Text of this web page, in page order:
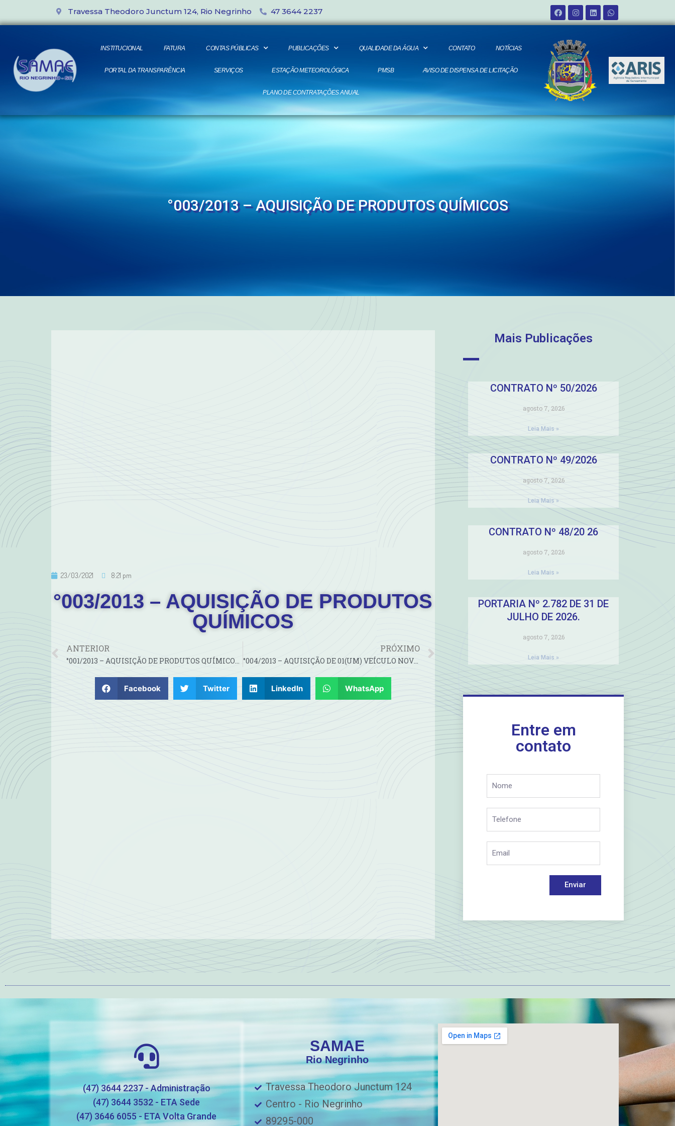
Travessa Theodoro Junctum 124, Rio Negrinho 47 3644 2237
INSTITUCIONAL FATURA CONTAS PÚBLICAS PUBLICAÇÕES QUALIDADE DA ÁGUA CONTATO NOTÍCIAS
PORTAL DA TRANSPARÊNCIA SERVIÇOS ESTAÇÃO METEOROLÓGICA PMSB AVISO DE DISPENSA DE LICITAÇÃO
PLANO DE CONTRATAÇÕES ANUAL
°003/2013 – AQUISIÇÃO DE PRODUTOS QUÍMICOS
23/03/2021 8:21 pm
°003/2013 – AQUISIÇÃO DE PRODUTOS
QUÍMICOS
ANTERIOR
°001/2013 – AQUISIÇÃO DE PRODUTOS QUÍMICOS PARA ESTAÇÃO DE…
PRÓXIMO
°004/2013 – AQUISIÇÃO DE 01(UM) VEÍCULO NOVO TIPO HATCH
Facebook Twitter LinkedIn WhatsApp
Mais Publicações
CONTRATO Nº 50/2026
agosto 7, 2026
Leia Mais »
CONTRATO Nº 49/2026
agosto 7, 2026
Leia Mais »
CONTRATO Nº 48/20 26
agosto 7, 2026
Leia Mais »
PORTARIA Nº 2.782 DE 31 DE
JULHO DE 2026.
agosto 7, 2026
Leia Mais »
Entre em
contato
Enviar
(47) 3644 2237 - Administração
(47) 3644 3532 - ETA Sede
(47) 3646 6055 - ETA Volta Grande
SAMAE
Rio Negrinho
Travessa Theodoro Junctum 124
Centro - Rio Negrinho
89295-000